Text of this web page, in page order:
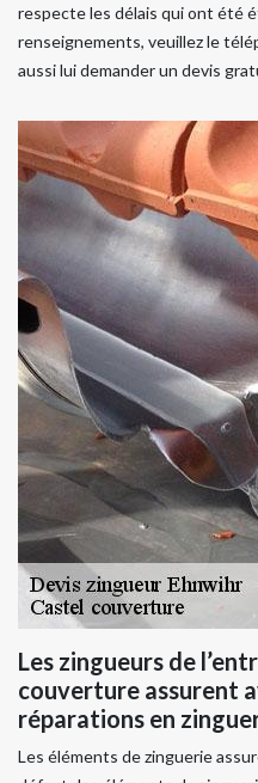
respecte les délais qui ont été
renseignements, veuillez le
aussi lui demander un devis
Les zingueurs de
couverture assurent
réparations en
Les éléments de zinguerie